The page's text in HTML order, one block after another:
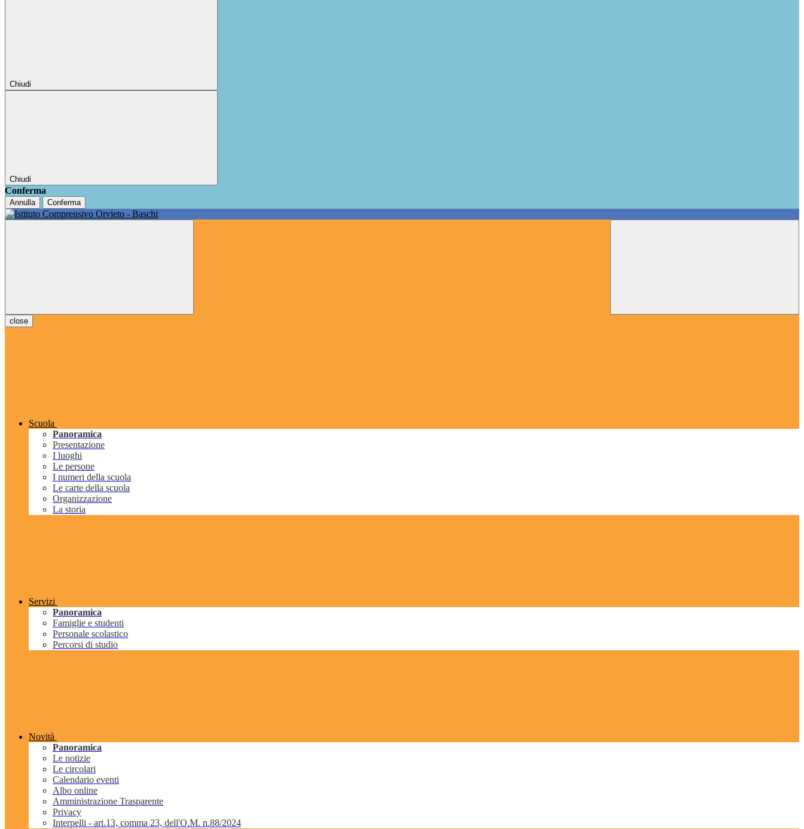
Chiudi
Chiudi
Conferma
Annulla Conferma
close
Scuola
Panoramica
Presentazione
I luoghi
Le persone
I numeri della scuola
Le carte della scuola
Organizzazione
La storia
Servizi
Panoramica
Famiglie e studenti
Personale scolastico
Percorsi di studio
Novità
Panoramica
Le notizie
Le circolari
Calendario eventi
Albo online
Amministrazione Trasparente
Privacy
Interpelli - art.13, comma 23, dell'O.M. n.88/2024